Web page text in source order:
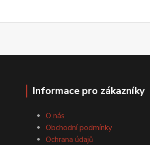
Informace pro zákazníky
O nás
Obchodní podmínky
Ochrana údajů